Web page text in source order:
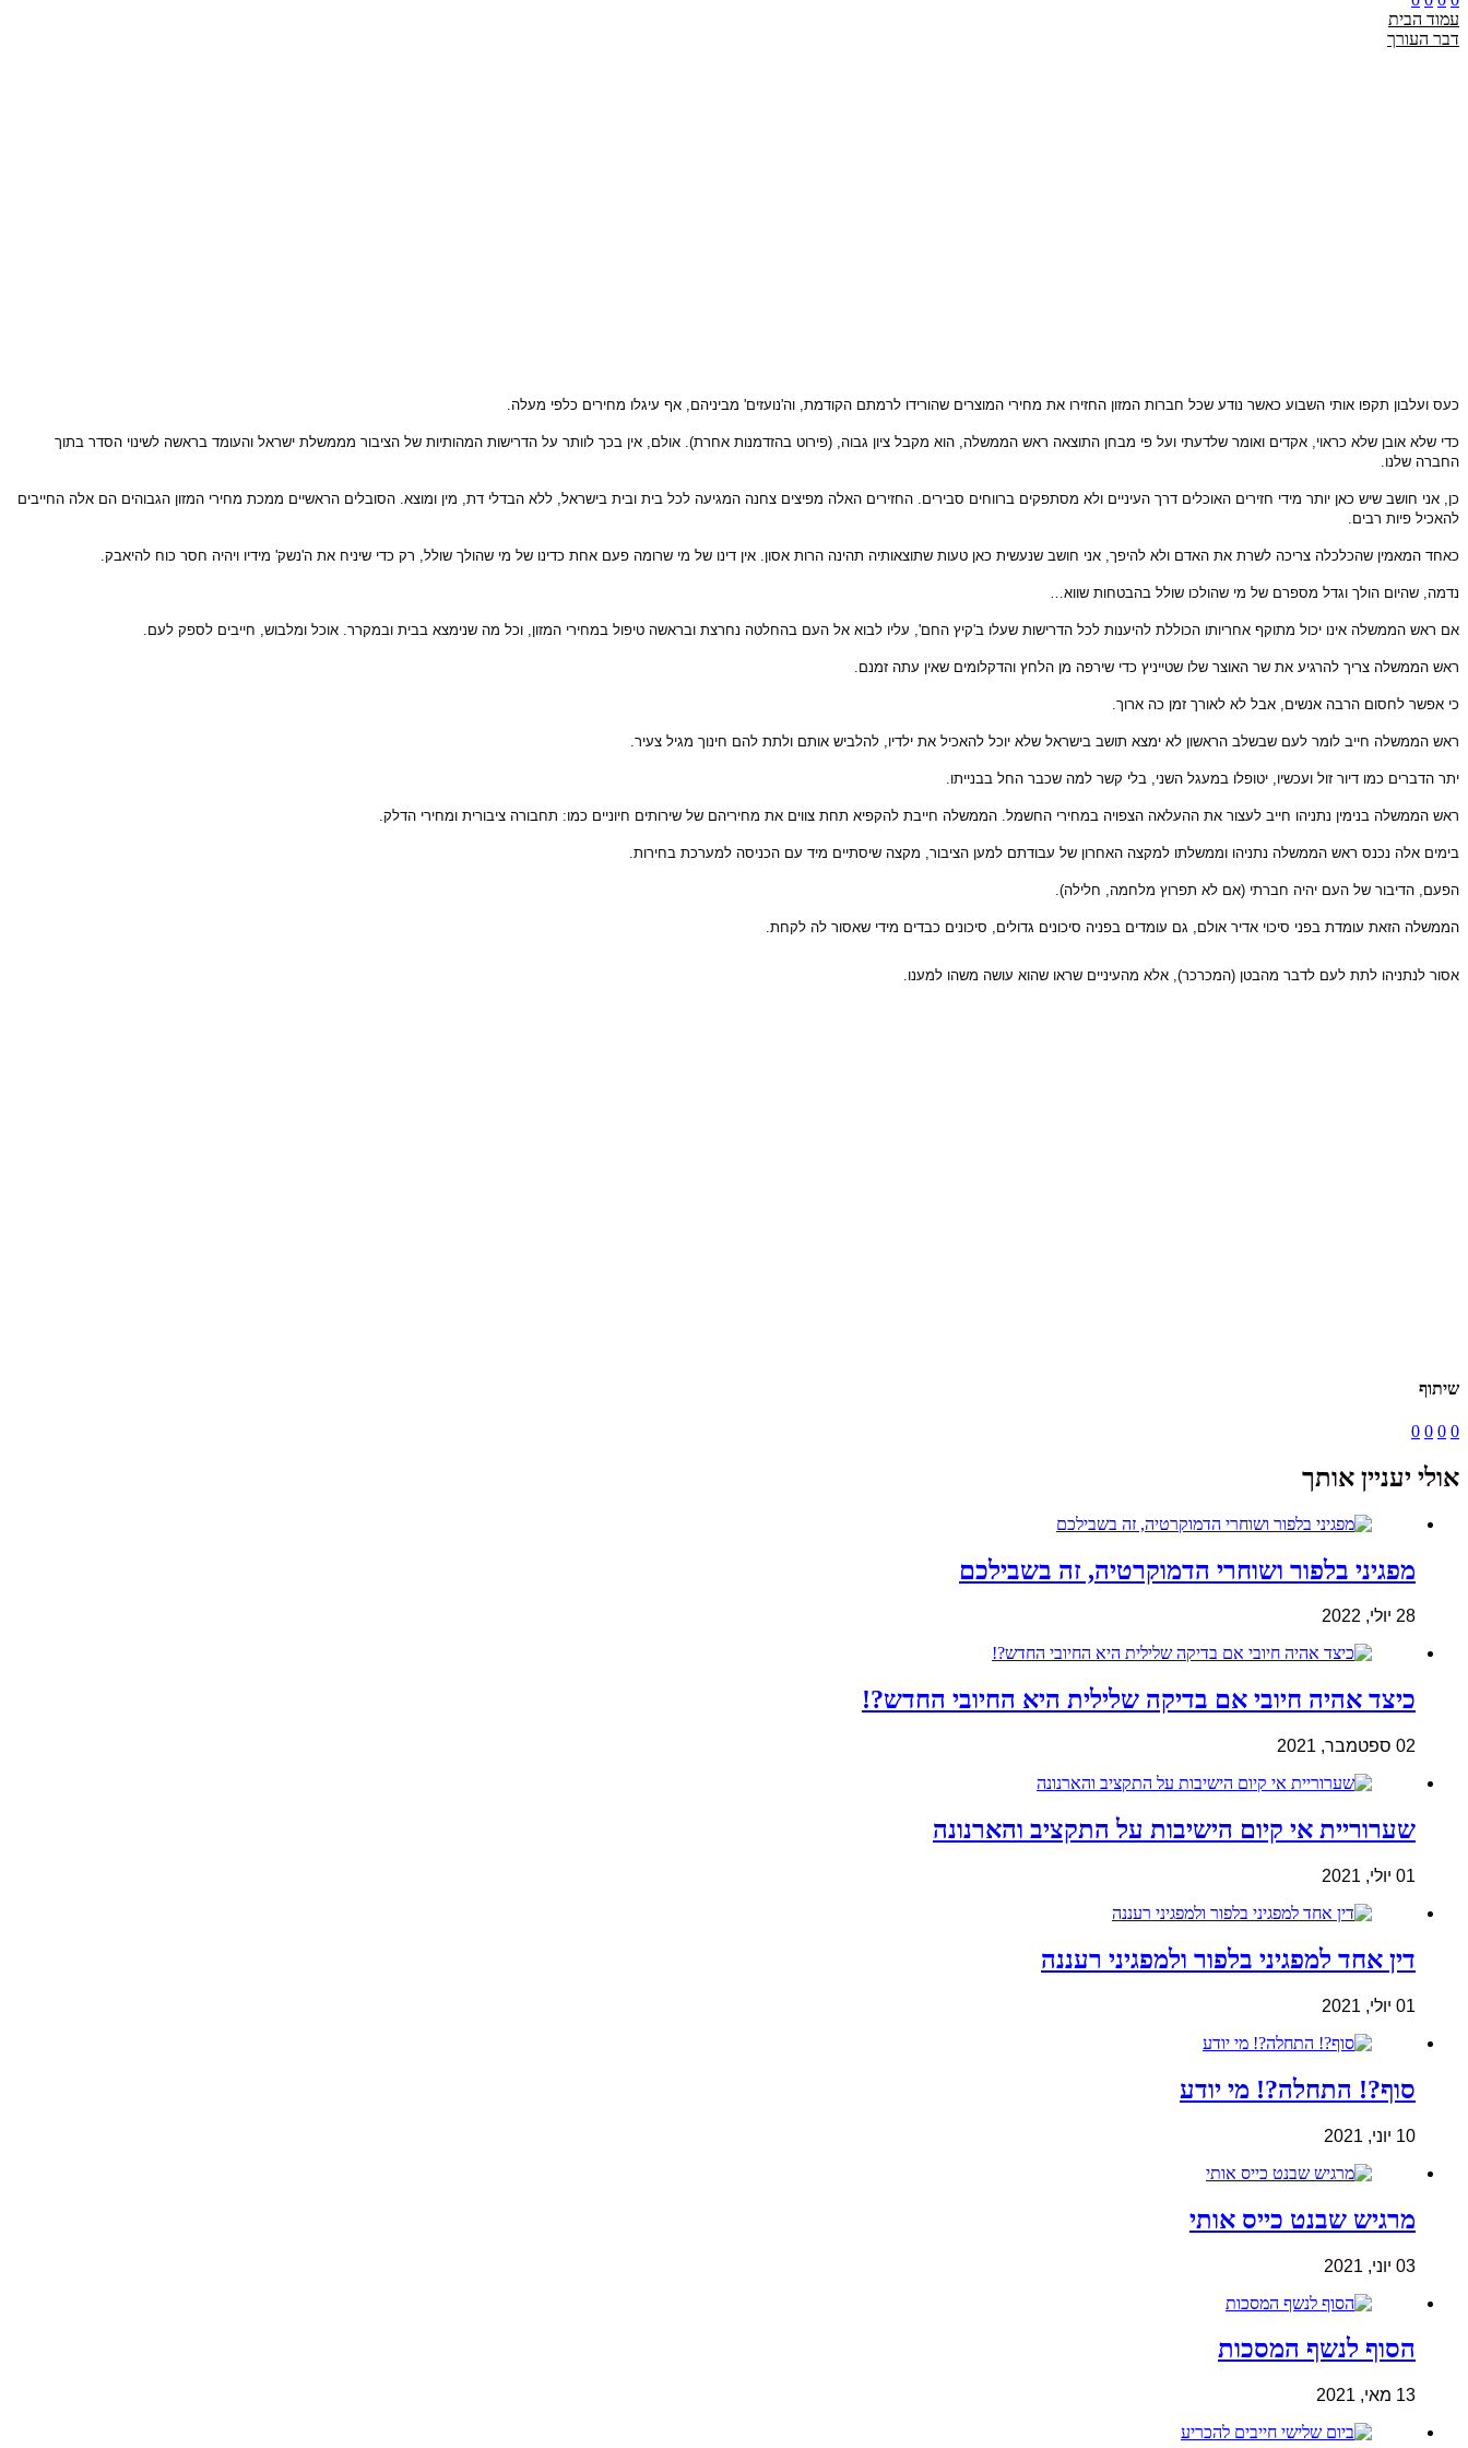
עמוד הבית
דבר העורך
כעס ועלבון תקפו אותי השבוע כאשר נודע שכל חברות המזון החזירו את מחירי המוצרים שהורידו לרמתם הקודמת, וה'נועזים' מביניהם, אף עיגלו מחירים כלפי מעלה.
כדי שלא אובן שלא כראוי, אקדים ואומר שלדעתי ועל פי מבחן התוצאה ראש הממשלה, הוא מקבל ציון גבוה, (פירוט בהזדמנות אחרת). אולם, אין בכך לוותר על הדרישות המהותיות של הציבור מממשלת ישראל והעומד בראשה לשינוי הסדר בתוך
החברה שלנו.
כן, אני חושב שיש כאן יותר מידי חזירים האוכלים דרך העיניים ולא מסתפקים ברווחים סבירים. החזירים האלה מפיצים צחנה המגיעה לכל בית ובית בישראל, ללא הבדלי דת, מין ומוצא. הסובלים הראשיים ממכת מחירי המזון הגבוהים הם אלה החייבים
להאכיל פיות רבים.
כאחד המאמין שהכלכלה צריכה לשרת את האדם ולא להיפך, אני חושב שנעשית כאן טעות שתוצאותיה תהינה הרות אסון. אין דינו של מי שרומה פעם אחת כדינו של מי שהולך שולל, רק כדי שיניח את ה'נשק' מידיו ויהיה חסר כוח להיאבק.
נדמה, שהיום הולך וגדל מספרם של מי שהולכו שולל בהבטחות שווא…
אם ראש הממשלה אינו יכול מתוקף אחריותו הכוללת להיענות לכל הדרישות שעלו ב'קיץ החם', עליו לבוא אל העם בהחלטה נחרצת ובראשה טיפול במחירי המזון, וכל מה שנימצא בבית ובמקרר. אוכל ומלבוש, חייבים לספק לעם.
ראש הממשלה צריך להרגיע את שר האוצר שלו שטייניץ כדי שירפה מן הלחץ והדקלומים שאין עתה זמנם.
כי אפשר לחסום הרבה אנשים, אבל לא לאורך זמן כה ארוך.
ראש הממשלה חייב לומר לעם שבשלב הראשון לא ימצא תושב בישראל שלא יוכל להאכיל את ילדיו, להלביש אותם ולתת להם חינוך מגיל צעיר.
יתר הדברים כמו דיור זול ועכשיו, יטופלו במעגל השני, בלי קשר למה שכבר החל בבנייתו.
ראש הממשלה בנימין נתניהו חייב לעצור את ההעלאה הצפויה במחירי החשמל. הממשלה חייבת להקפיא תחת צווים את מחיריהם של שירותים חיוניים כמו: תחבורה ציבורית ומחירי הדלק.
בימים אלה נכנס ראש הממשלה נתניהו וממשלתו למקצה האחרון של עבודתם למען הציבור, מקצה שיסתיים מיד עם הכניסה למערכת בחירות.
הפעם, הדיבור של העם יהיה חברתי (אם לא תפרוץ מלחמה, חלילה).
הממשלה הזאת עומדת בפני סיכוי אדיר אולם, גם עומדים בפניה סיכונים גדולים, סיכונים כבדים מידי שאסור לה לקחת.
אסור לנתניהו לתת לעם לדבר מהבטן (המכרכר), אלא מהעיניים שראו שהוא עושה משהו למענו.
שיתוף
0
0
0
0
אולי יעניין אותך
מפגיני בלפור ושוחרי הדמוקרטיה, זה בשבילכם
28 יולי, 2022
כיצד אהיה חיובי אם בדיקה שלילית היא החיובי החדש?!
02 ספטמבר, 2021
שערוריית אי קיום הישיבות על התקציב והארנונה
01 יולי, 2021
דין אחד למפגיני בלפור ולמפגיני רעננה
01 יולי, 2021
סוף?! התחלה?! מי יודע
10 יוני, 2021
מרגיש שבנט כייס אותי
03 יוני, 2021
הסוף לנשף המסכות
13 מאי, 2021